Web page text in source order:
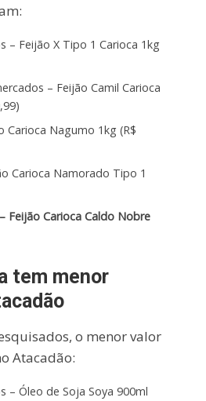
– Feijão X Tipo 1 Carioca 1kg
– Feijão Camil Carioca
Carioca Nagumo 1kg (R$
Carioca Namorado Tipo 1
Feijão Carioca Caldo Nobre
tem menor
o menor valor
Atacadão:
– Óleo de Soja Soya 900ml